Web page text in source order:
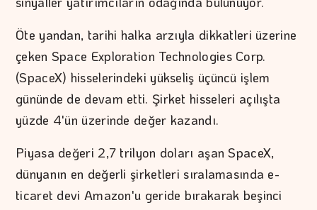
Öte yandan, tarihi halka arzıyla dikkatleri üzerine
çeken Space Exploration Technologies Corp.
(SpaceX) hisselerindeki yükseliş üçüncü işlem
gününde de devam etti. Şirket hisseleri açılışta
yüzde 4'ün üzerinde değer kazandı.
Piyasa değeri 2,7 trilyon doları aşan SpaceX,
dünyanın en değerli şirketleri sıralamasında e-
ticaret devi Amazon'u geride bırakarak beşinci